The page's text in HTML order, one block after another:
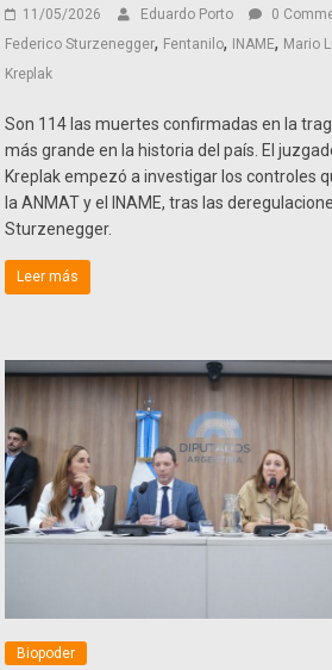
11/05/2026 Eduardo Porto 0
Federico Sturzenegger, Fentanilo, INAME, Mario
Kreplak
Son 114 las muertes confirmadas en la
más grande en la historia del país. El
Kreplak empezó a investigar los controles
la ANMAT y el INAME, tras las
Sturzenegger.
Leer más
Biopoder